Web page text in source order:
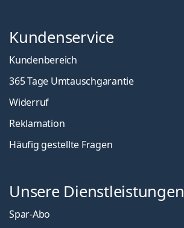
Kundenservice
Kundenbereich
365 Tage Umtauschgarantie
Widerruf
Reklamation
Häufig gestellte Fragen
Unsere Dienstleistungen
Spar-Abo